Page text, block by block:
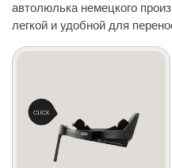
автолюлька немецкого
легкой и удобной для